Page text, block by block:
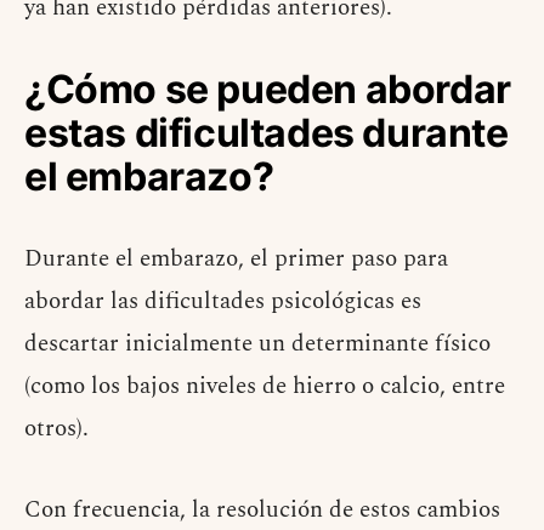
ya han existido pérdidas anteriores).
¿Cómo se pueden abordar
estas dificultades durante
el embarazo?
Durante el embarazo, el primer paso para
abordar las dificultades psicológicas es
descartar inicialmente un determinante físico
(como los bajos niveles de hierro o calcio, entre
otros).
Con frecuencia, la resolución de estos cambios